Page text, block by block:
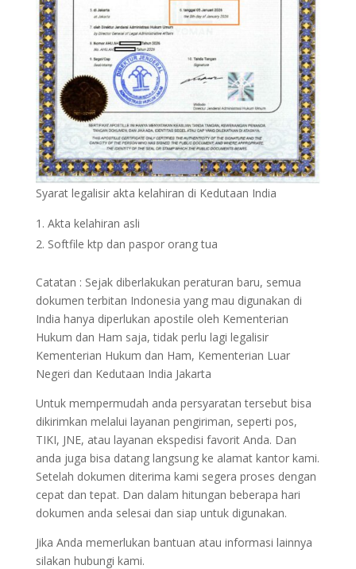
Syarat legalisir akta kelahiran di Kedutaan India
Akta kelahiran asli
Softfile ktp dan paspor orang tua
Catatan : Sejak diberlakukan peraturan baru, semua
dokumen terbitan Indonesia yang mau digunakan di
India hanya diperlukan apostile oleh Kementerian
Hukum dan Ham saja, tidak perlu lagi legalisir
Kementerian Hukum dan Ham, Kementerian Luar
Negeri dan Kedutaan India Jakarta
Untuk mempermudah anda persyaratan tersebut bisa
dikirimkan melalui layanan pengiriman, seperti pos,
TIKI, JNE, atau layanan ekspedisi favorit Anda. Dan
anda juga bisa datang langsung ke alamat kantor kami.
Setelah dokumen diterima kami segera proses dengan
cepat dan tepat. Dan dalam hitungan beberapa hari
dokumen anda selesai dan siap untuk digunakan.
Jika Anda memerlukan bantuan atau informasi lainnya
silakan hubungi kami.